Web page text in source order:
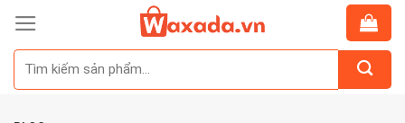
Skip
content